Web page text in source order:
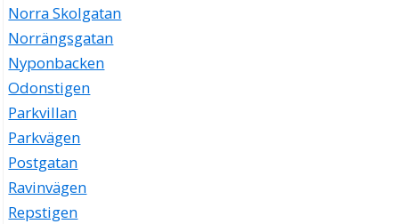
Norra Skolgatan
Norrängsgatan
Nyponbacken
Odonstigen
Parkvillan
Parkvägen
Postgatan
Ravinvägen
Repstigen